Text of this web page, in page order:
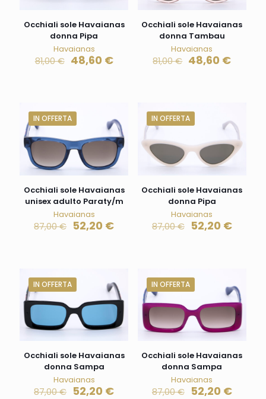
Occhiali sole Havaianas
donna Pipa
Havaianas
81,00€ 48,60 €
Occhiali sole Havaianas
donna Tambau
Havaianas
81,00€ 48,60 €
IN OFFERTA
Occhiali sole Havaianas
unisex adulto Paraty/m
Havaianas
87,00€ 52,20 €
IN OFFERTA
Occhiali sole Havaianas
donna Pipa
Havaianas
87,00€ 52,20 €
IN OFFERTA
Occhiali sole Havaianas
donna Sampa
Havaianas
87,00€ 52,20 €
IN OFFERTA
Occhiali sole Havaianas
donna Sampa
Havaianas
87,00€ 52,20 €